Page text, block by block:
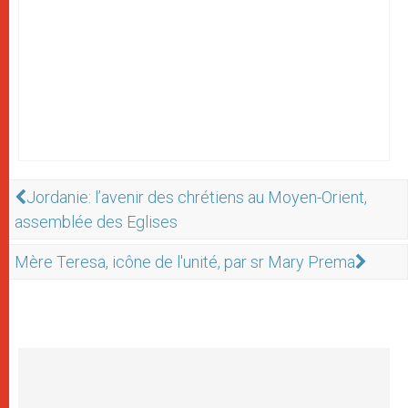
Jordanie: l’avenir des chrétiens au Moyen-Orient,
assemblée des Eglises
Mère Teresa, icône de l'unité, par sr Mary Prema